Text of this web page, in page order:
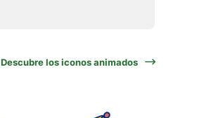
Descubre los iconos animados